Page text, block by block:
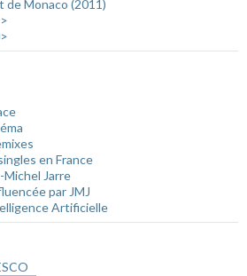
Monaco (2011)
en France
Michel Jarre
par JMJ
Artificielle